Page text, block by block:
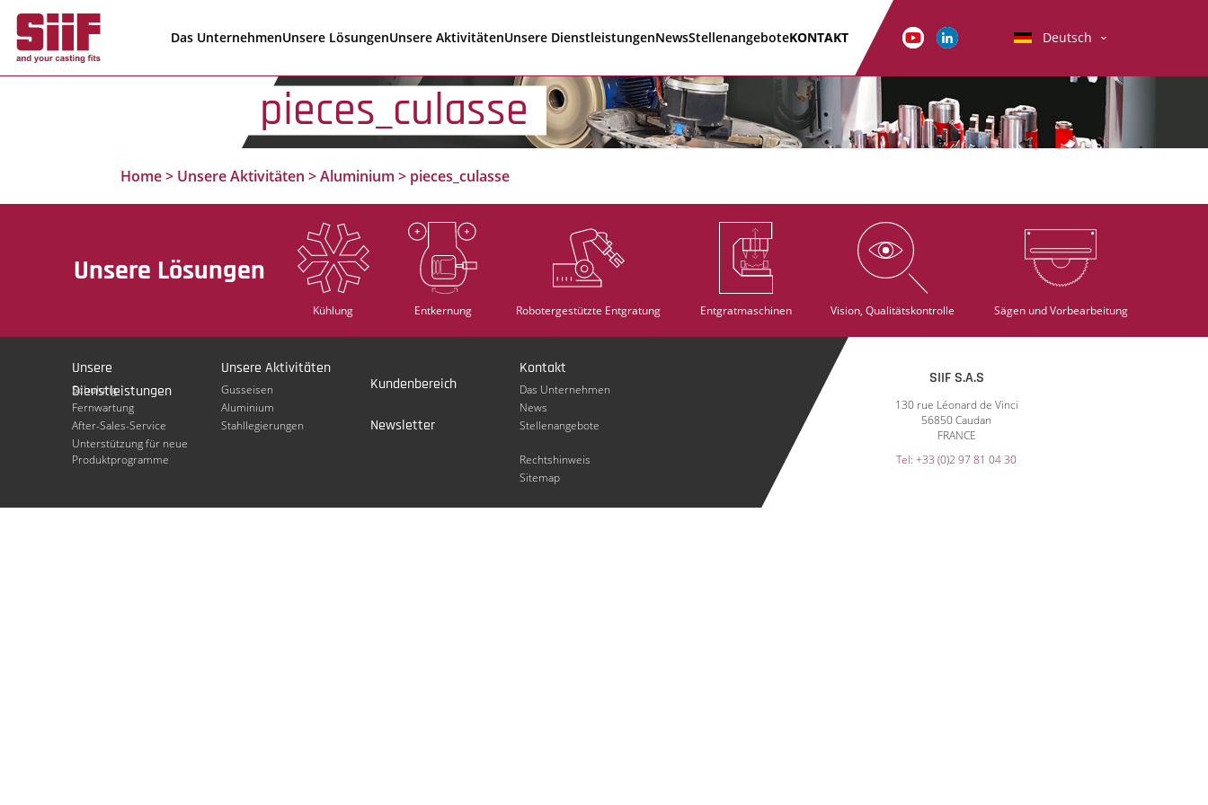
Das UnternehmenUnsere LösungenUnsere AktivitätenUnsere DienstleistungenNewsStellenangeboteKONTAKT Deutsch
pieces_culasse
Home> Unsere Aktivitäten >Aluminium > pieces_culasse
Unsere Lösungen
Kühlung Entkernung Robotergestützte Entgratung Entgratmaschinen Vision, Qualitätskontrolle Sägen und Vorbearbeitung
Unsere
Dienstleistungen
Schulung
Fernwartung
After-Sales-Service
Unterstützung für neue
Produktprogramme
Unsere Aktivitäten
Gusseisen
Aluminium
Stahllegierungen
Kundenbereich
Newsletter
Kontakt
Das Unternehmen
News
Stellenangebote
Rechtshinweis
Sitemap
SIIF S.A.S
130 rue Léonard de Vinci
56850 Caudan
FRANCE
Tel: +33 (0)2 97 81 04 30
Cookie-Einstellungen